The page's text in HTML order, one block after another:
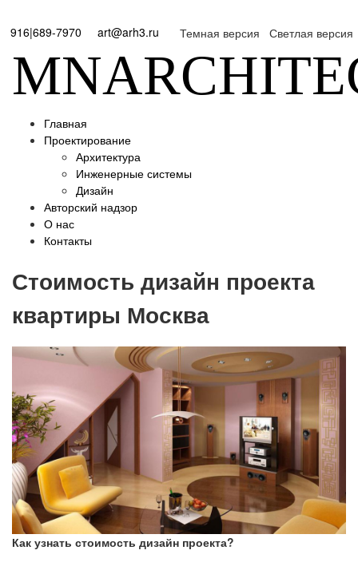
916|689-7970 art@arh3.ru Темная версия Светлая версия
Главная
Проектирование
Архитектура
Инженерные системы
Дизайн
Авторский надзор
О нас
Контакты
Стоимость дизайн проекта
квартиры Москва
Как узнать стоимость дизайн проекта?